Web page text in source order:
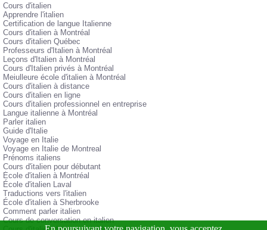
Cours d'italien
Apprendre l'italien
Certification de langue Italienne
Cours d'italien à Montréal
Cours d'italien Québec
Professeurs d'Italien à Montréal
Leçons d'Italien à Montréal
Cours d'Italien privés à Montréal
Meiulleure école d'italien à Montréal
Cours d'italien à distance
Cours d'italien en ligne
Cours d'italien professionnel en entreprise
Langue italienne à Montréal
Parler italien
Guide d'Italie
Voyage en Italie
Voyage en Italie de Montreal
Prénoms italiens
Cours d'italien pour débutant
École d'italien à Montréal
École d'italien Laval
Traductions vers l'italien
École d'italien à Sherbrooke
Comment parler italien
Cours de conversation en italien